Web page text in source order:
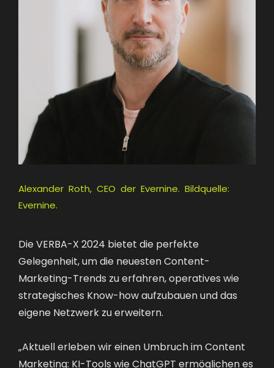
Alexander Roth, CEO der Evernine. Bildquelle:
Evernine.
Die VERBA-X 2024 bietet die perfekte
Gelegenheit, um die neuesten Content-
Marketing-Trends zu erfahren, operatives wie
strategisches Know-how aufzubauen und das
eigene Netzwerk zu erweitern.
„Aktuell erleben wir einen Umbruch im Content
Marketing: KI-Tools wie ChatGPT ermöglichen es